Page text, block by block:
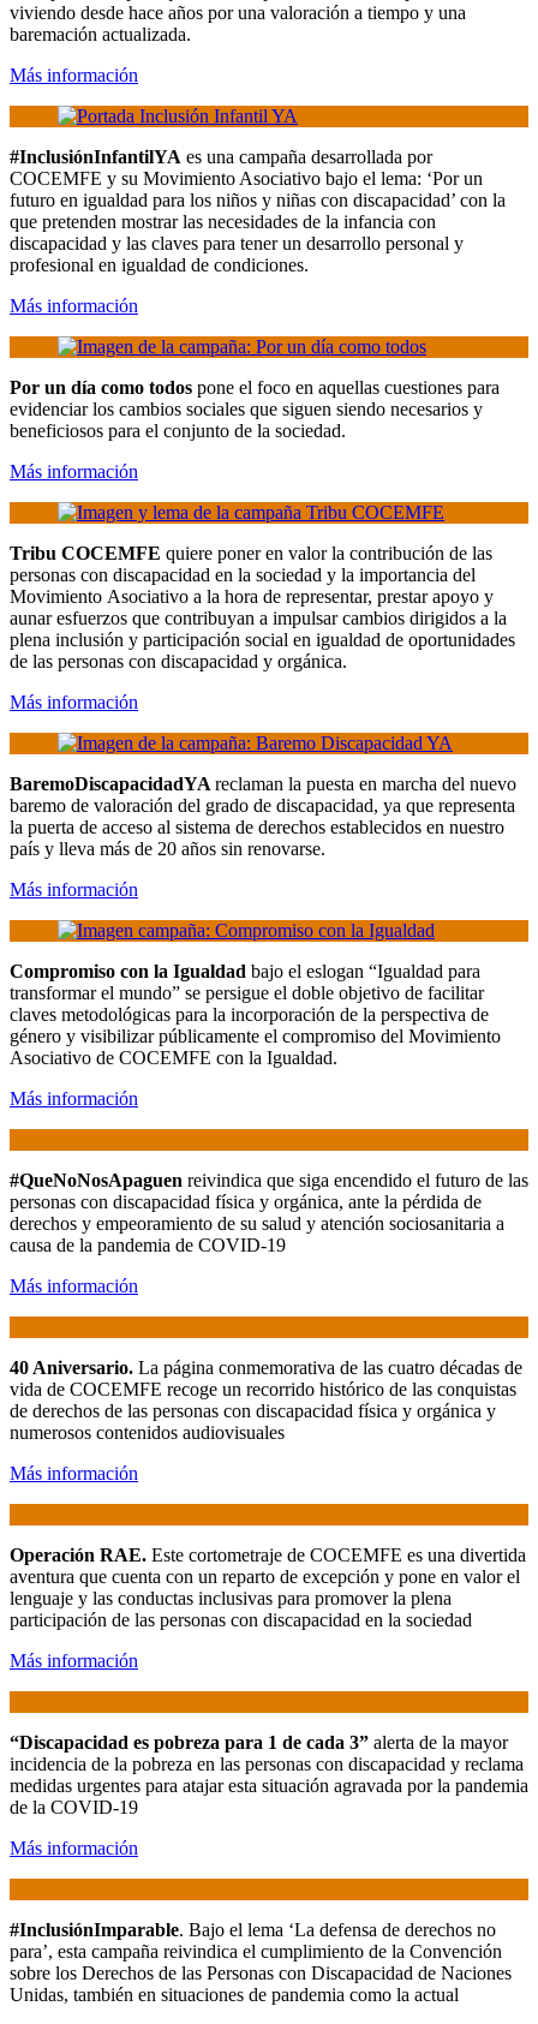
viviendo desde hace años por una valoración a tiempo y una
baremación actualizada.
Más información
#InclusiónInfantilYA es una campaña desarrollada por
COCEMFE y su Movimiento Asociativo bajo el lema: ‘Por un
futuro en igualdad para los niños y niñas con discapacidad’ con la
que pretenden mostrar las necesidades de la infancia con
discapacidad y las claves para tener un desarrollo personal y
profesional en igualdad de condiciones.
Más información
Por un día como todos pone el foco en aquellas cuestiones para
evidenciar los cambios sociales que siguen siendo necesarios y
beneficiosos para el conjunto de la sociedad.
Más información
Tribu COCEMFE quiere poner en valor la contribución de las
personas con discapacidad en la sociedad y la importancia del
Movimiento Asociativo a la hora de representar, prestar apoyo y
aunar esfuerzos que contribuyan a impulsar cambios dirigidos a la
plena inclusión y participación social en igualdad de oportunidades
de las personas con discapacidad y orgánica.
Más información
BaremoDiscapacidadYA reclaman la puesta en marcha del nuevo
baremo de valoración del grado de discapacidad, ya que representa
la puerta de acceso al sistema de derechos establecidos en nuestro
país y lleva más de 20 años sin renovarse.
Más información
Compromiso con la Igualdad bajo el eslogan “Igualdad para
transformar el mundo” se persigue el doble objetivo de facilitar
claves metodológicas para la incorporación de la perspectiva de
género y visibilizar públicamente el compromiso del Movimiento
Asociativo de COCEMFE con la Igualdad.
Más información
#QueNoNosApaguen reivindica que siga encendido el futuro de las
personas con discapacidad física y orgánica, ante la pérdida de
derechos y empeoramiento de su salud y atención sociosanitaria a
causa de la pandemia de COVID-19
Más información
40 Aniversario. La página conmemorativa de las cuatro décadas de
vida de COCEMFE recoge un recorrido histórico de las conquistas
de derechos de las personas con discapacidad física y orgánica y
numerosos contenidos audiovisuales
Más información
Operación RAE. Este cortometraje de COCEMFE es una divertida
aventura que cuenta con un reparto de excepción y pone en valor el
lenguaje y las conductas inclusivas para promover la plena
participación de las personas con discapacidad en la sociedad
Más información
“Discapacidad es pobreza para 1 de cada 3” alerta de la mayor
incidencia de la pobreza en las personas con discapacidad y reclama
medidas urgentes para atajar esta situación agravada por la pandemia
de la COVID-19
Más información
#InclusiónImparable. Bajo el lema ‘La defensa de derechos no
para’, esta campaña reivindica el cumplimiento de la Convención
sobre los Derechos de las Personas con Discapacidad de Naciones
Unidas, también en situaciones de pandemia como la actual